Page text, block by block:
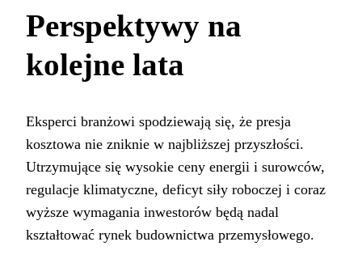
Perspektywy na
kolejne lata
Eksperci branżowi spodziewają się, że presja
kosztowa nie zniknie w najbliższej przyszłości.
Utrzymujące się wysokie ceny energii i surowców,
regulacje klimatyczne, deficyt siły roboczej i coraz
wyższe wymagania inwestorów będą nadal
kształtować rynek budownictwa przemysłowego.